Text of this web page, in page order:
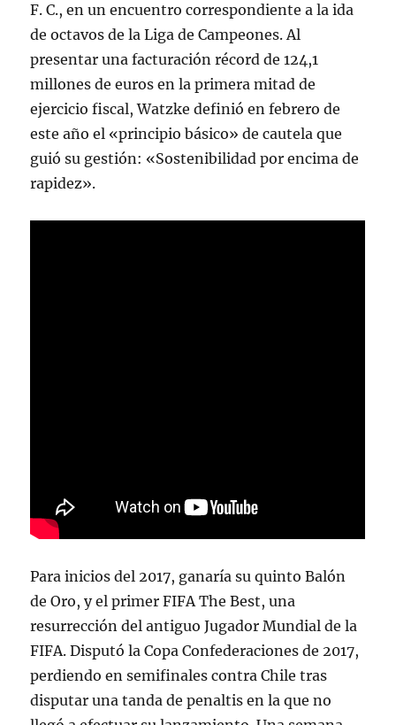
F. C., en un encuentro correspondiente a la ida
de octavos de la Liga de Campeones. Al
presentar una facturación récord de 124,1
millones de euros en la primera mitad de
ejercicio fiscal, Watzke definió en febrero de
este año el «principio básico» de cautela que
guió su gestión: «Sostenibilidad por encima de
rapidez».
Para inicios del 2017, ganaría su quinto Balón
de Oro, y el primer FIFA The Best, una
resurrección del antiguo Jugador Mundial de la
FIFA. Disputó la Copa Confederaciones de 2017,
perdiendo en semifinales contra Chile tras
disputar una tanda de penaltis en la que no